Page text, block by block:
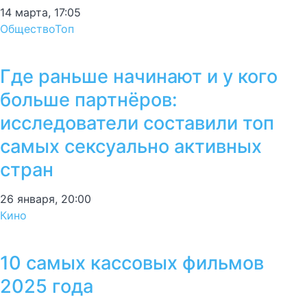
14 марта, 17:05
ОбществоТоп
Где раньше начинают и у кого
больше партнёров:
исследователи составили топ
самых сексуально активных
стран
26 января, 20:00
Кино
10 самых кассовых фильмов
2025 года